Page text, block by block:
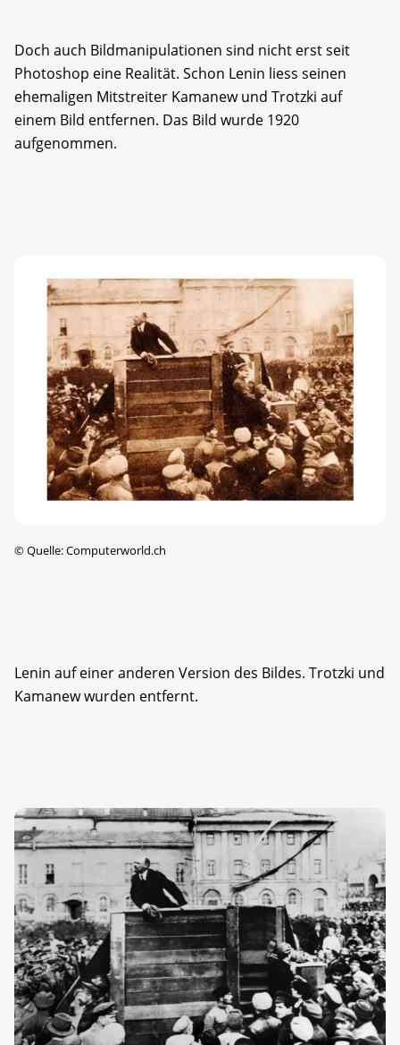
Doch auch Bildmanipulationen sind nicht erst seit
Photoshop eine Realität. Schon Lenin liess seinen
ehemaligen Mitstreiter Kamanew und Trotzki auf
einem Bild entfernen. Das Bild wurde 1920
aufgenommen.
©Quelle: Computerworld.ch
Lenin auf einer anderen Version des Bildes. Trotzki und
Kamanew wurden entfernt.